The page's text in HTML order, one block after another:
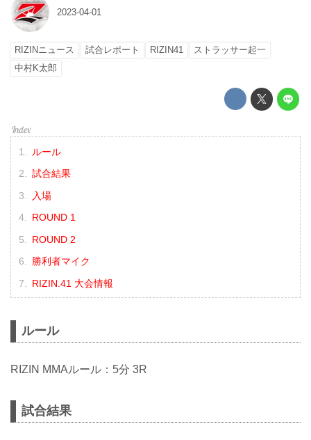
2023-04-01
RIZINニュース 試合レポート RIZIN41
ストラッサー起一
中村K太郎
ルール
試合結果
入場
ROUND 1
ROUND 2
勝利者マイク
RIZIN.41 大会情報
ルール
RIZIN MMAルール：5分 3R
試合結果